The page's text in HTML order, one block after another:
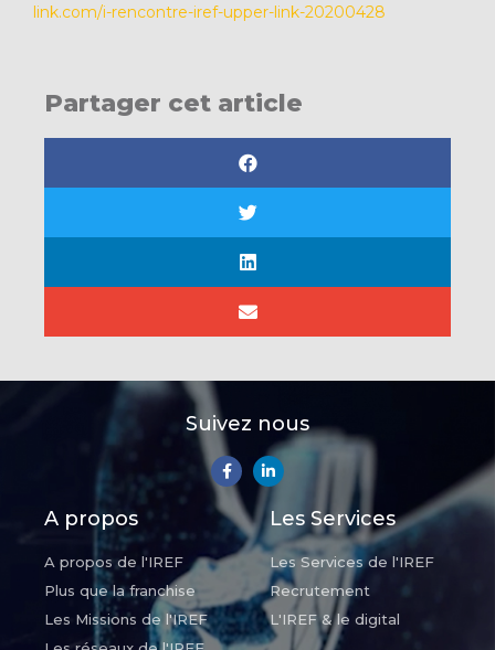
link.com/i-rencontre-iref-upper-link-20200428
Partager cet article
Suivez nous
A propos
A propos de l'IREF
Plus que la franchise
Les Missions de l'IREF
Les Services
Les Services de l'IREF
Recrutement
L'IREF & le digital